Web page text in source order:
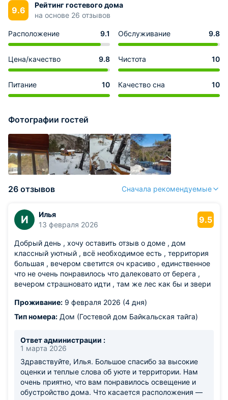
9.6
Рейтинг гостевого дома
на основе 26 отзывов
Расположение 9.1 Обслуживание 9.8
Цена/качество 9.8 Чистота 10
Питание 10 Качество сна 10
Фотографии гостей
26 отзывов Сначала рекомендуемые
И
Илья
13 февраля 2026
9.5
Добрый день , хочу оставить отзыв о доме , дом
классный уютный , всё необходимое есть , территория
большая , вечером светится оч красиво , единственное
что не очень понравилось что далековато от берега ,
вечером страшновато идти , там же лес как бы и звери
Проживание: 9 февраля 2026 (4 дня)
Тип номера: Дом (Гостевой дом Байкальская тайга)
Ответ администрации :
1 марта 2026
Здравствуйте, Илья. Большое спасибо за высокие
оценки и теплые слова об уюте и территории. Нам
очень приятно, что вам понравилось освещение и
обустройство дома. Что касается расположения —